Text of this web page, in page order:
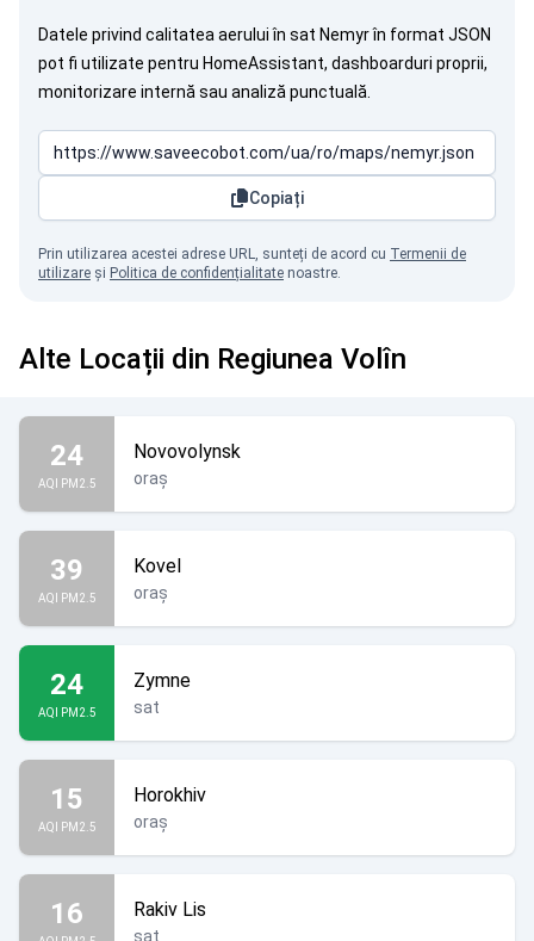
Datele privind calitatea aerului în sat Nemyr în format JSON
pot fi utilizate pentru HomeAssistant, dashboarduri proprii,
monitorizare internă sau analiză punctuală.
Copiați
Prin utilizarea acestei adrese URL, sunteți de acord cu Termenii de
utilizare și Politica de confidențialitate noastre.
Alte Locații din Regiunea Volîn
24
AQI PM2.5
Novovolynsk
oraș
39
AQI PM2.5
Kovel
oraș
24
AQI PM2.5
Zymne
sat
15
AQI PM2.5
Horokhiv
oraș
16 Rakiv Lis
sat